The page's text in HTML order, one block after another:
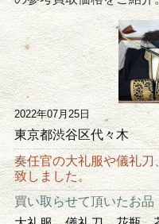
2022年07月25日
東京都渋谷区代々木
奏任官の大礼服や儀礼刀
致しました。
買い取らせて頂いたお品